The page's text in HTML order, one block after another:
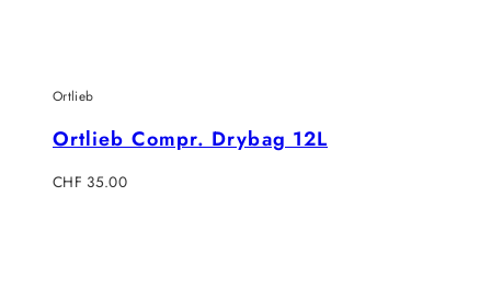
Ortlieb
Ortlieb Compr. Drybag 12L
Regulärer
CHF 35.00